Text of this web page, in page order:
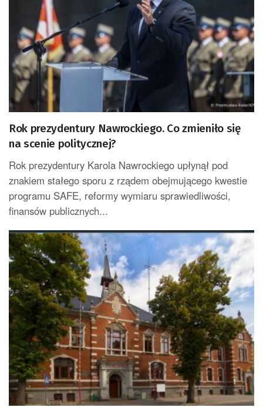
Rok prezydentury Nawrockiego. Co zmieniło się
na scenie politycznej?
Rok prezydentury Karola Nawrockiego upłynął pod
znakiem stałego sporu z rządem obejmującego kwestie
programu SAFE, reformy wymiaru sprawiedliwości,
finansów publicznych...